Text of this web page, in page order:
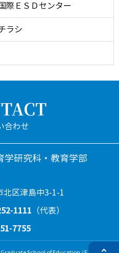
ＥＳＤセンター
ラシ
学研究科・教育学部
北区津島中3-1-1
1111 （代表）
7755